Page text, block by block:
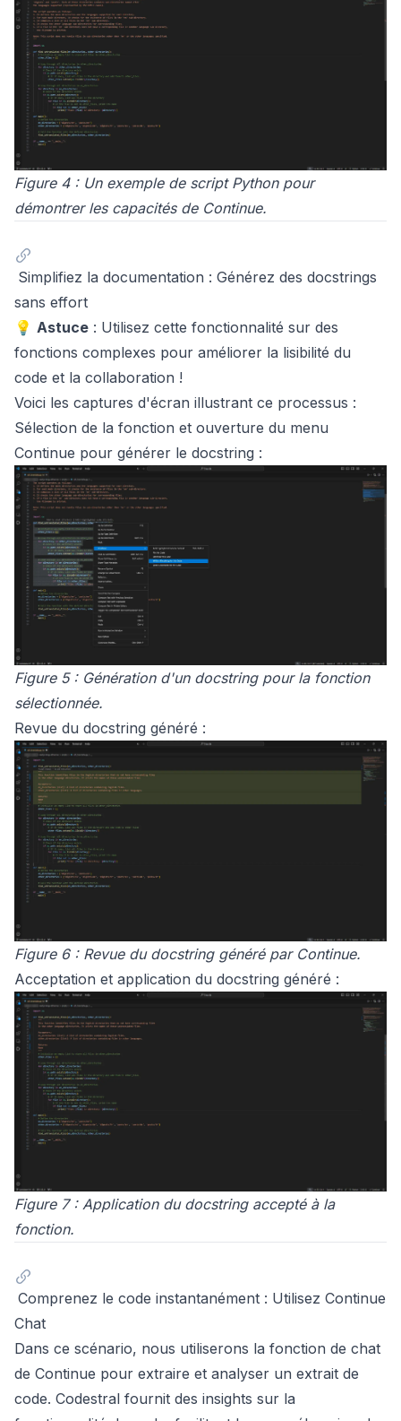
Figure 4 : Un exemple de script Python pour
démontrer les capacités de Continue.
Simplifiez la documentation : Générez des docstrings
sans effort
💡 Astuce : Utilisez cette fonctionnalité sur des
fonctions complexes pour améliorer la lisibilité du
code et la collaboration !
Voici les captures d'écran illustrant ce processus :
Sélection de la fonction et ouverture du menu
Continue pour générer le docstring :
Figure 5 : Génération d'un docstring pour la fonction
sélectionnée.
Revue du docstring généré :
Figure 6 : Revue du docstring généré par Continue.
Acceptation et application du docstring généré :
Figure 7 : Application du docstring accepté à la
fonction.
Comprenez le code instantanément : Utilisez Continue
Chat
Dans ce scénario, nous utiliserons la fonction de chat
de Continue pour extraire et analyser un extrait de
code. Codestral fournit des insights sur la